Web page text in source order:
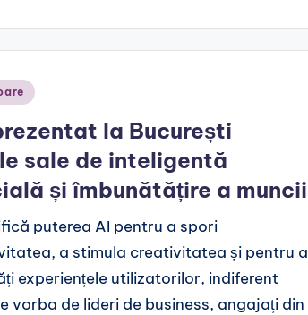
la București
sale de inteligentă
și îmbunătățire a muncii
puterea AI pentru a spori
a stimula creativitatea și pentru a
experiențele utilizatorilor, indiferent
vorba de lideri de business, angajați din